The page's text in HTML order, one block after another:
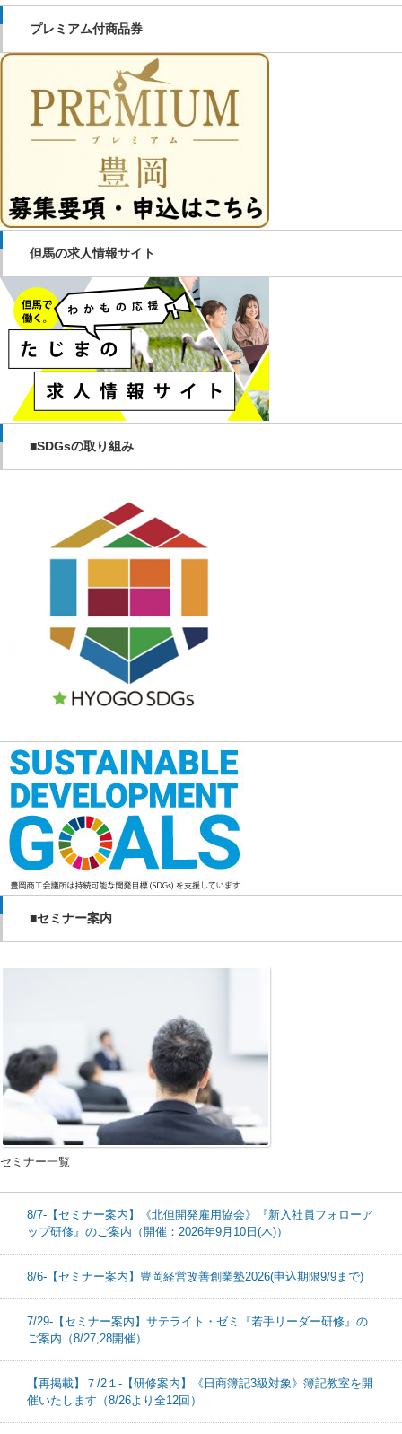
プレミアム付商品券
但馬の求人情報サイト
■SDGsの取り組み
■セミナー案内
セミナー一覧
8/7-【セミナー案内】《北但開発雇用協会》『新入社員フォローア
ップ研修』のご案内（開催：2026年9月10日(木)）
8/6-【セミナー案内】豊岡経営改善創業塾2026(申込期限9/9まで)
7/29-【セミナー案内】サテライト・ゼミ『若手リーダー研修』の
ご案内（8/27,28開催）
【再掲載】７/2１-【研修案内】《日商簿記3級対象》簿記教室を開
催いたします（8/26より全12回）